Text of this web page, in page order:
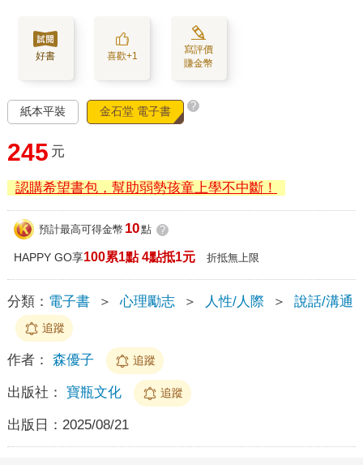
好書 喜歡+1
寫評價
賺金幣
紙本平裝 金石堂 電子書 ?
245 元
認購希望書包，幫助弱勢孩童上學不中斷！
預計最高可得金幣 10點 ?
HAPPY GO享100累1點 4點抵1元 折抵無上限
分類： 電子書 ＞ 心理勵志 ＞ 人性/人際 ＞ 說話/溝通
追蹤
作者： 森優子 追蹤
出版社： 寶瓶文化 追蹤
出版日： 2025/08/21